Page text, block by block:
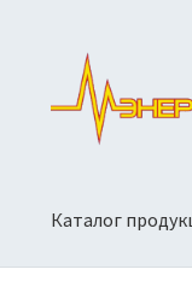
Перейти
навигации
Перейти
содержимому
Каталог